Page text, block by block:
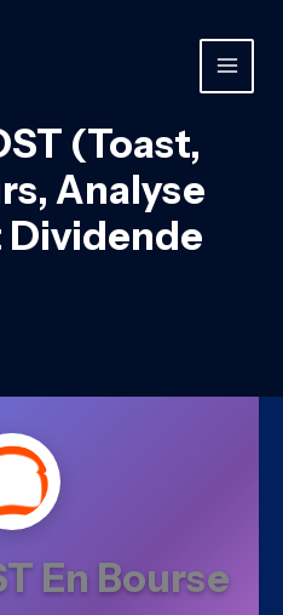
MAIN
(Toast,
Analyse
Dividende
En Bourse